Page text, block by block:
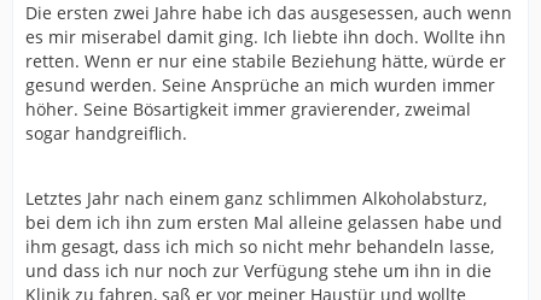
Die ersten zwei Jahre habe ich das ausgesessen, auch wenn
es mir miserabel damit ging. Ich liebte ihn doch. Wollte ihn
retten. Wenn er nur eine stabile Beziehung hätte, würde er
gesund werden. Seine Ansprüche an mich wurden immer
höher. Seine Bösartigkeit immer gravierender, zweimal
sogar handgreiflich.
Letztes Jahr nach einem ganz schlimmen Alkoholabsturz,
bei dem ich ihn zum ersten Mal alleine gelassen habe und
ihm gesagt, dass ich mich so nicht mehr behandeln lasse,
und dass ich nur noch zur Verfügung stehe um ihn in die
Klinik zu fahren, saß er vor meiner Haustür und wollte